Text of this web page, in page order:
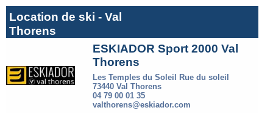
Location de ski - Val
Thorens
ESKIADOR Sport 2000 Val
Thorens
Les Temples du Soleil Rue du soleil
73440 Val Thorens
04 79 00 01 35
valthorens@eskiador.com